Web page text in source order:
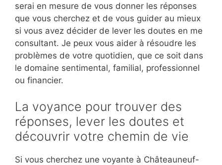
serai en mesure de vous donner les réponses
que vous cherchez et de vous guider au mieux
si vous avez décider de lever les doutes en me
consultant. Je peux vous aider à résoudre les
problèmes de votre quotidien, que ce soit dans
le domaine sentimental, familial, professionnel
ou financier.
La voyance pour trouver des
réponses, lever les doutes et
découvrir votre chemin de vie
Si vous cherchez une voyante à Châteauneuf-